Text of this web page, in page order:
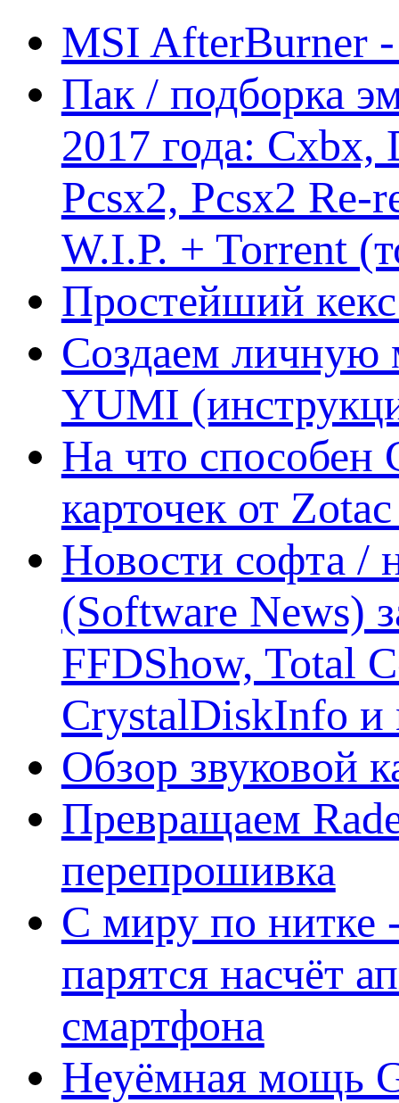
MSI AfterBurner
Пак / подборка
2017 года:
Pcsx2, Pcsx2
W.I.P. + Torrent
Простейший кекс
Создаем личную
YUMI
На что способен
карточек от
Новости софта /
(Software News)
FFDShow, Total
CrystalDiskInfo и
Обзор звуковой
Превращаем
перепрошивка
С миру по нитке
парятся насчёт
смартфона
Неуёмная мощь